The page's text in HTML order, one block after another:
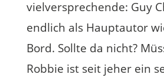
vielversprechende: Guy
endlich als Hauptautor
Bord. Sollte da nicht?
Robbie ist seit jeher ein